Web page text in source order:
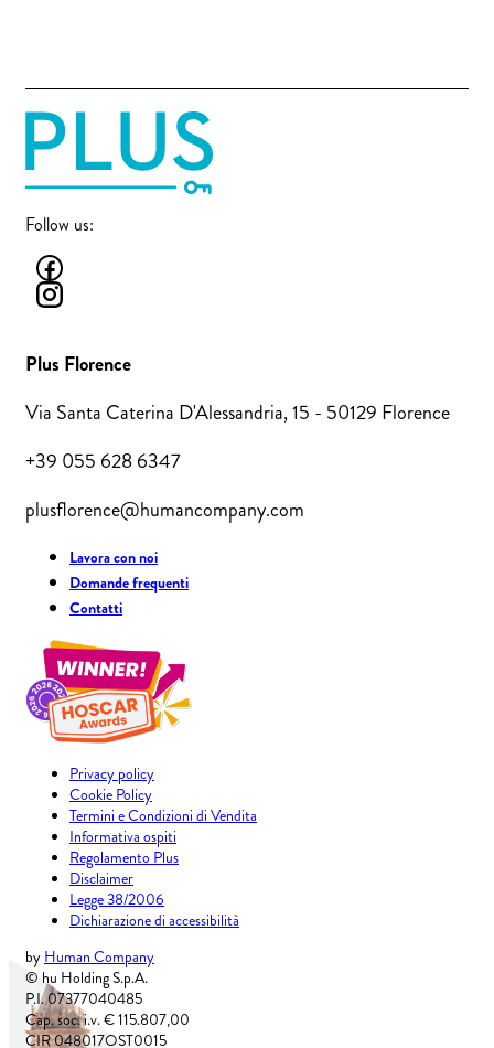
Follow us:
Plus Florence
Via Santa Caterina D'Alessandria, 15 - 50129 Florence
+39 055 628 6347
plusflorence@humancompany.com
Lavora con noi
Domande frequenti
Contatti
Privacy policy
Cookie Policy
Termini e Condizioni di Vendita
Informativa ospiti
Regolamento Plus
Disclaimer
Legge 38/2006
Dichiarazione di accessibilità
by Human Company
© hu Holding S.p.A.
P.I. 07377040485
Cap. soc. i.v. € 115.807,00
CIR 048017OST0015